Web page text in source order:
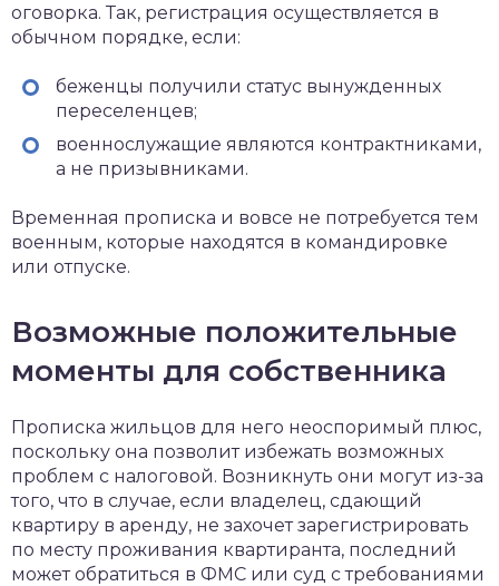
оговорка. Так, регистрация осуществляется в
обычном порядке, если:
беженцы получили статус вынужденных
переселенцев;
военнослужащие являются контрактниками,
а не призывниками.
Временная прописка и вовсе не потребуется тем
военным, которые находятся в командировке
или отпуске.
Возможные положительные
моменты для собственника
Прописка жильцов для него неоспоримый плюс,
поскольку она позволит избежать возможных
проблем с налоговой. Возникнуть они могут из-за
того, что в случае, если владелец, сдающий
квартиру в аренду, не захочет зарегистрировать
по месту проживания квартиранта, последний
может обратиться в ФМС или суд с требованиями